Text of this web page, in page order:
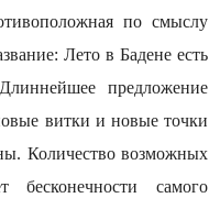
по смыслу
Лето в Бадене есть
предложение
витки и новые точки
Количество возможных
бесконечности самого